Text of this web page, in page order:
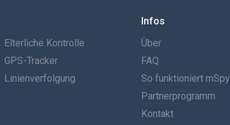
Elterliche Kontrolle
GPS-Tracker
Linienverfolgung
Infos
Über
FAQ
So funktioniert mSpy
Partnerprogramm
Kontakt